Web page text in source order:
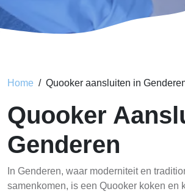
Home Quooker aansluiten in
Quooker
Genderen
In Genderen, waar moderniteit en
samenkomen, is een Quooker koken en